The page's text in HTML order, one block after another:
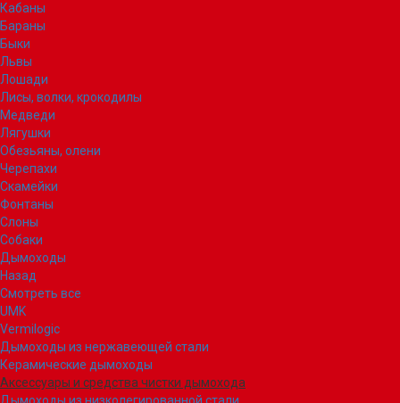
Кабаны
Бараны
Быки
Львы
Лошади
Лисы, волки, крокодилы
Медведи
Лягушки
Обезьяны, олени
Черепахи
Скамейки
Фонтаны
Слоны
Собаки
Дымоходы
Назад
Смотреть все
UMK
Vermilogic
Дымоходы из нержавеющей стали
Керамические дымоходы
Аксессуары и средства чистки дымохода